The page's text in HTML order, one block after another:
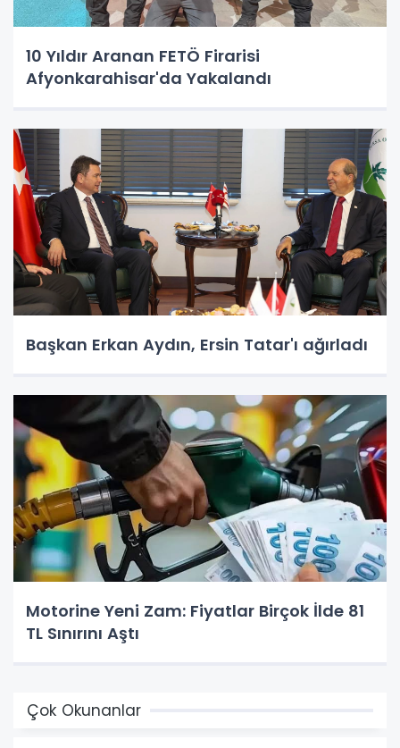
10 Yıldır Aranan FETÖ Firarisi
Afyonkarahisar'da Yakalandı
Başkan Erkan Aydın, Ersin Tatar'ı ağırladı
Motorine Yeni Zam: Fiyatlar Birçok İlde 81
TL Sınırını Aştı
Çok Okunanlar